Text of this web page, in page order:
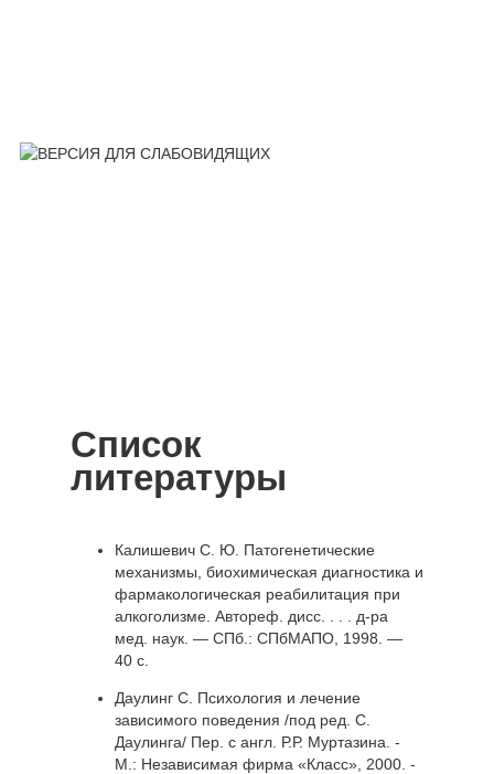
Список
литературы
Калишевич С. Ю. Патогенетические
механизмы, биохимическая диагностика и
фармакологическая реабилитация при
алкоголизме. Автореф. дисс. . . . д-ра
мед. наук. — СПб.: СПбМАПО, 1998. —
40 с.
Даулинг С. Психология и лечение
зависимого поведения /под ред. С.
Даулинга/ Пер. с англ. Р.Р. Муртазина. -
М.: Независимая фирма «Класс», 2000. -